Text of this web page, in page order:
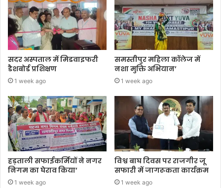
सदर अस्पताल में मिडवाइफरी
डैशबोर्ड प्रशिक्षण
1 week ago
समस्तीपुर महिला कॉलेज में
नशा मुक्ति अभियान’
1 week ago
हड़ताली सफाईकर्मियों ने नगर
निगम का घेराव किया’
1 week ago
विश्व बाघ दिवस पर राजगीर जू
सफारी में जागरूकता कार्यक्रम
1 week ago